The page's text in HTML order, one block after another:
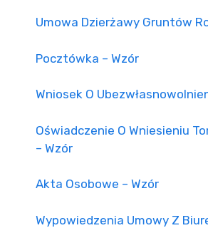
Umowa Dzierżawy Gruntów
Pocztówka – Wzór
Wniosek O
Oświadczenie O Wniesieniu
– Wzór
Akta Osobowe – Wzór
Wypowiedzenia Umowy Z